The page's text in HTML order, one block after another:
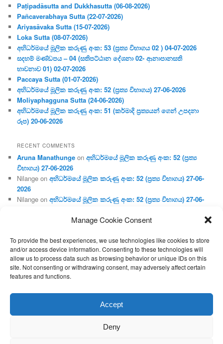
Manage Cookie Consent
To provide the best experiences, we use technologies like cookies to store
and/or access device information. Consenting to these technologies will
allow us to process data such as browsing behavior or unique IDs on this
site. Not consenting or withdrawing consent, may adversely affect certain
features and functions.
Accept
Deny
Paṭipadāsutta and Dukkhasutta (06-08-2026)
Pañcaverabhaya Sutta (22-07-2026)
Ariyasāvaka Sutta (15-07-2026)
Loka Sutta (08-07-2026)
අභිධර්මයේ මූලික කරුණු අංක: 53 (ප්‍ර‍ත්‍ය විභාගය 02 ) 04-07-2026
සදහම් මණ්ඩපය – 04 (සතිපට්ඨාන දේශනා 02- ආනාපානසති
භාවනාව 01) 02-07-2026
Paccaya Sutta (01-07-2026)
අභිධර්මයේ මූලික කරුණු අංක: 52 (ප්‍ර‍ත්‍ය විභාගය) 27-06-2026
Moliyaphagguna Sutta (24-06-2026)
අභිධර්මයේ මූලික කරුණු අංක: 51 (කර්මාදි ප්‍ර‍ත්‍යයන් ගෙන් උපදනා
රූප) 20-06-2026
RECENT COMMENTS
Aruna Manathunge onඅභිධර්මයේ මූලික කරුණු අංක: 52 (ප්‍ර‍ත්‍ය
විභාගය) 27-06-2026
Nilange onඅභිධර්මයේ මූලික කරුණු අංක: 52 (ප්‍ර‍ත්‍ය විභාගය) 27-06-
2026
Nilange onඅභිධර්මයේ මූලික කරුණු අංක: 52 (ප්‍ර‍ත්‍ය විභාගය) 27-06-
Aruna Manathungeonඅභිධර්මයේ මූලික කරුණු අංක: 46 (හෘදය,
Gunaratneonඅභිධර්මයේ මූලික කරුණු අංක: 46 (හෘදය, ජීවිත,
ආහාර රූප) 02-05-2026
Proudly powered by WordPress